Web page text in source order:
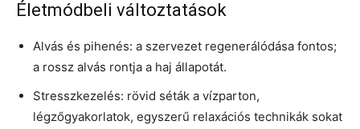
Életmódbeli változtatások
Alvás és pihenés: a szervezet regenerálódása fontos;
a rossz alvás rontja a haj állapotát.
Stresszkezelés: rövid séták a vízparton,
légzőgyakorlatok, egyszerű relaxációs technikák sokat